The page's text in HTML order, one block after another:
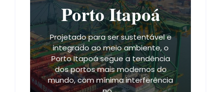
Porto Itapoá
Projetado para ser sustentável e
integrado ao meio ambiente, o
Porto Itapoá segue a tendência
dos portos mais modernos do
mundo, com mínima interferência